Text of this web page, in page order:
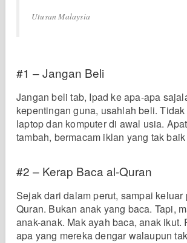
Utusan Malaysia
#1 – Jangan Beli
Jangan beli tab, Ipad ke apa-apa
kepentingan guna, usahlah beli.
laptop dan komputer di awal usia.
tambah, bermacam iklan yang tak
#2 – Kerap Baca al-Quran
Sejak dari dalam perut, sampai
Quran. Bukan anak yang baca. Tapi,
anak-anak. Mak ayah baca, anak
apa yang mereka dengar walaupun